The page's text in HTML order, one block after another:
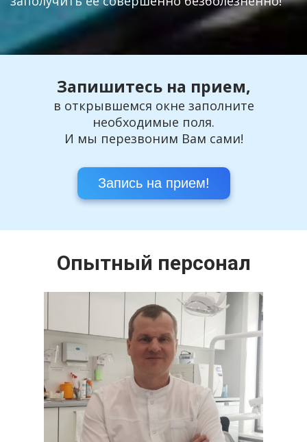
Запишитесь на прием,
в открывшемся окне заполните
необходимые поля.
И мы перезвоним Вам сами!
Запись на прием!
Опытный персонал